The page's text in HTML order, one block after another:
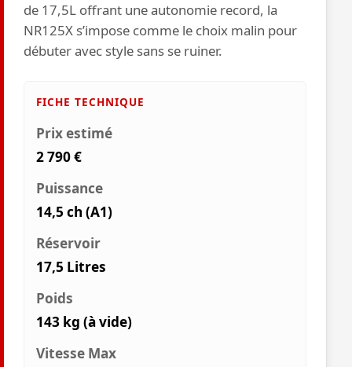
de 17,5L offrant une autonomie record, la
NR125X s’impose comme le choix malin pour
débuter avec style sans se ruiner.
FICHE TECHNIQUE
Prix estimé
2 790 €
Puissance
14,5 ch (A1)
Réservoir
17,5 Litres
Poids
143 kg (à vide)
Vitesse Max